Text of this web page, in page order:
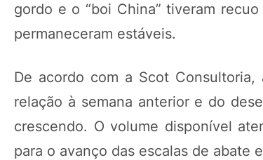
gordo e o “boi China” tiveram
permaneceram estáveis.
De acordo com a Scot
relação à semana anterior e do
crescendo. O volume disponível
para o avanço das escalas de abate